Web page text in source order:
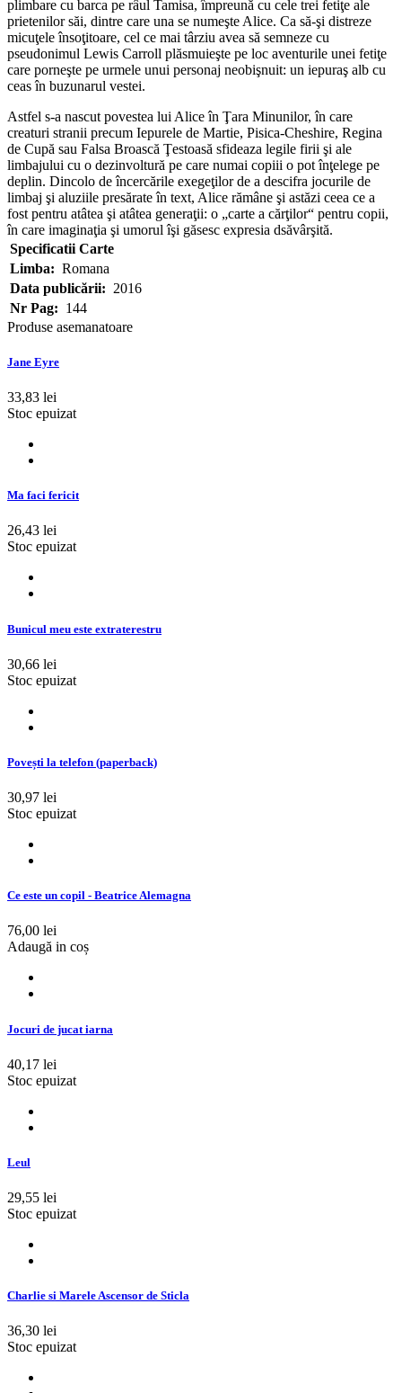
plimbare cu barca pe râul Tamisa, împreună cu cele trei fetiţe ale
prietenilor săi, dintre care una se numeşte Alice. Ca să-şi distreze
micuţele însoţitoare, cel ce mai târziu avea să semneze cu
pseudonimul Lewis Carroll plăsmuieşte pe loc aventurile unei fetiţe
care porneşte pe urmele unui personaj neobişnuit: un iepuraş alb cu
ceas în buzunarul vestei.
Astfel s-a nascut povestea lui Alice în Ţara Minunilor, în care
creaturi stranii precum Iepurele de Martie, Pisica-Cheshire, Regina
de Cupă sau Falsa Broască Ţestoasă sfideaza legile firii şi ale
limbajului cu o dezinvoltură pe care numai copiii o pot înţelege pe
deplin. Dincolo de încercările exegeţilor de a descifra jocurile de
limbaj şi aluziile presărate în text, Alice rămâne şi astăzi ceea ce a
fost pentru atâtea şi atâtea generaţii: o „carte a cărţilor“ pentru copii,
în care imaginaţia şi umorul îşi găsesc expresia dsăvârşită.
Specificatii Carte
Limba: Romana
Data publicării: 2016
Nr Pag: 144
Produse asemanatoare
Jane Eyre
33,83 lei
Stoc epuizat
Ma faci fericit
26,43 lei
Stoc epuizat
Bunicul meu este extraterestru
30,66 lei
Stoc epuizat
Povești la telefon (paperback)
30,97 lei
Stoc epuizat
Ce este un copil - Beatrice Alemagna
76,00 lei
Adaugă in coș
Jocuri de jucat iarna
40,17 lei
Stoc epuizat
Leul
29,55 lei
Stoc epuizat
Charlie si Marele Ascensor de Sticla
36,30 lei
Stoc epuizat